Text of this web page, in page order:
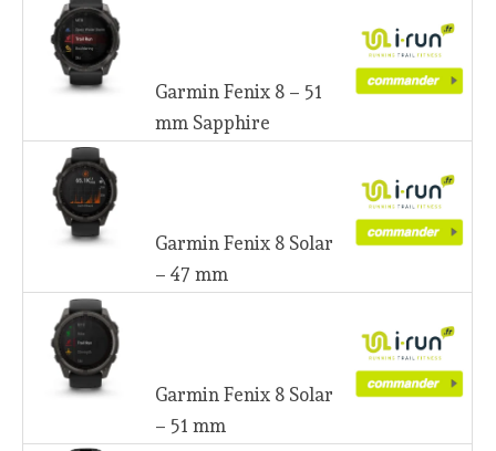
Garmin Fenix 8 – 51
mm Sapphire
Garmin Fenix 8 Solar
– 47 mm
Garmin Fenix 8 Solar
– 51 mm